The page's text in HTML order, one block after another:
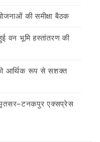
की समीक्षा बैठक
वन भूमि हस्तांतरण की
आर्थिक रूप से सशक्त
एक्सप्रेस